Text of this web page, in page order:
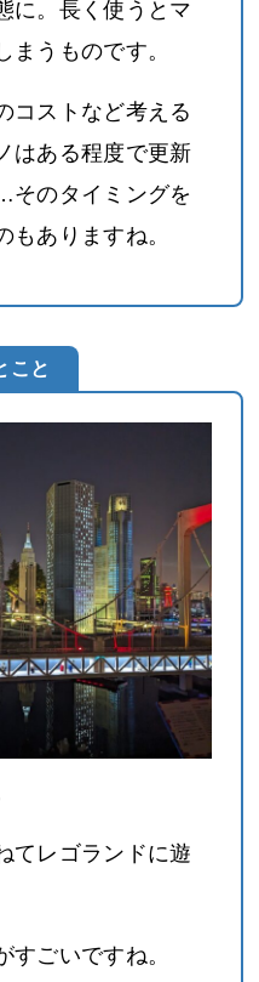
に。長く使うとマ
まうものです。
コストなど考える
はある程度で更新
そのタイミングを
もありますね。
こと
てレゴランドに遊
すごいですね。